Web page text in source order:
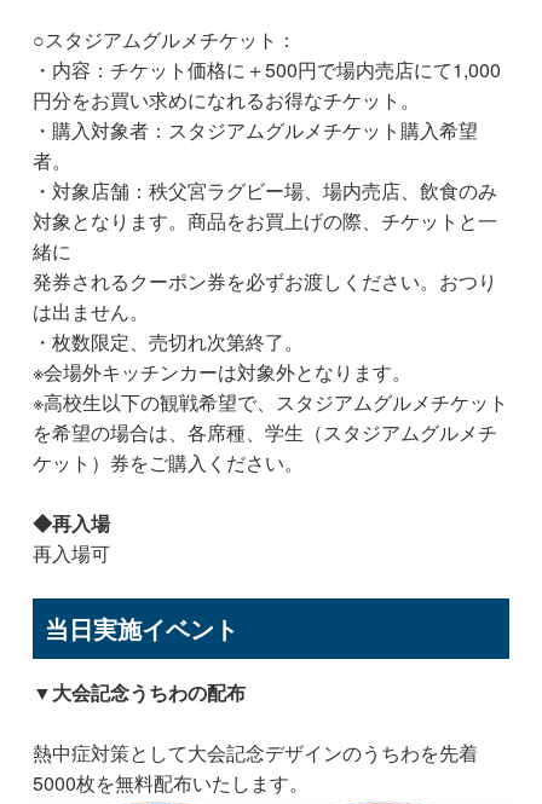
○スタジアムグルメチケット：
・内容：チケット価格に＋500円で場内売店にて1,000
円分をお買い求めになれるお得なチケット。
・購入対象者：スタジアムグルメチケット購入希望
者。
・対象店舗：秩父宮ラグビー場、場内売店、飲食のみ
対象となります。商品をお買上げの際、チケットと一
緒に
発券されるクーポン券を必ずお渡しください。おつり
は出ません。
・枚数限定、売切れ次第終了。
※会場外キッチンカーは対象外となります。
※高校生以下の観戦希望で、スタジアムグルメチケット
を希望の場合は、各席種、学生（スタジアムグルメチ
ケット）券をご購入ください。
◆再入場
再入場可
当日実施イベント
▼大会記念うちわの配布
熱中症対策として大会記念デザインのうちわを先着
5000枚を無料配布いたします。